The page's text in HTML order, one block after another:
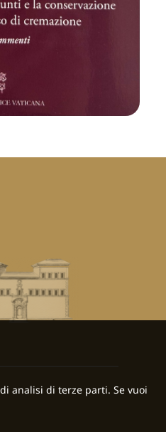
analisi di terze parti. Se vuoi